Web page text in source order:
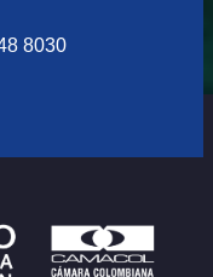
8030